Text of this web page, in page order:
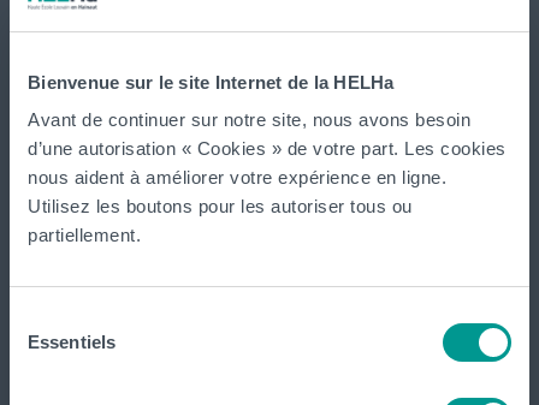
Bienvenue sur le site Internet de la HELHa
Avant de continuer sur notre site, nous avons besoin
d’une autorisation « Cookies » de votre part. Les cookies
nous aident à améliorer votre expérience en ligne.
Utilisez les boutons pour les autoriser tous ou
partiellement.
Essentiels
website
La HELHa propose des études supérieures
professionnalisantes (du Bachelier au Master) : 65
formations réparties sur Braine-le-Comte,Charleroi,
Gosselies,La Louvière,Leuze-en-Hainaut,Louvain-la-Neuve
Loverval,Mons